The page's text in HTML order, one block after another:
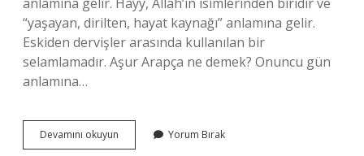
“yaşayan, dirilten, hayat kaynağı” anlamına gelir.
Eskiden dervişler arasında kullanılan bir
selamlamadır. Aşur Arapça ne demek? Onuncu gün
anlamına…
Devamını okuyun
Âhir
Yorum Bırak